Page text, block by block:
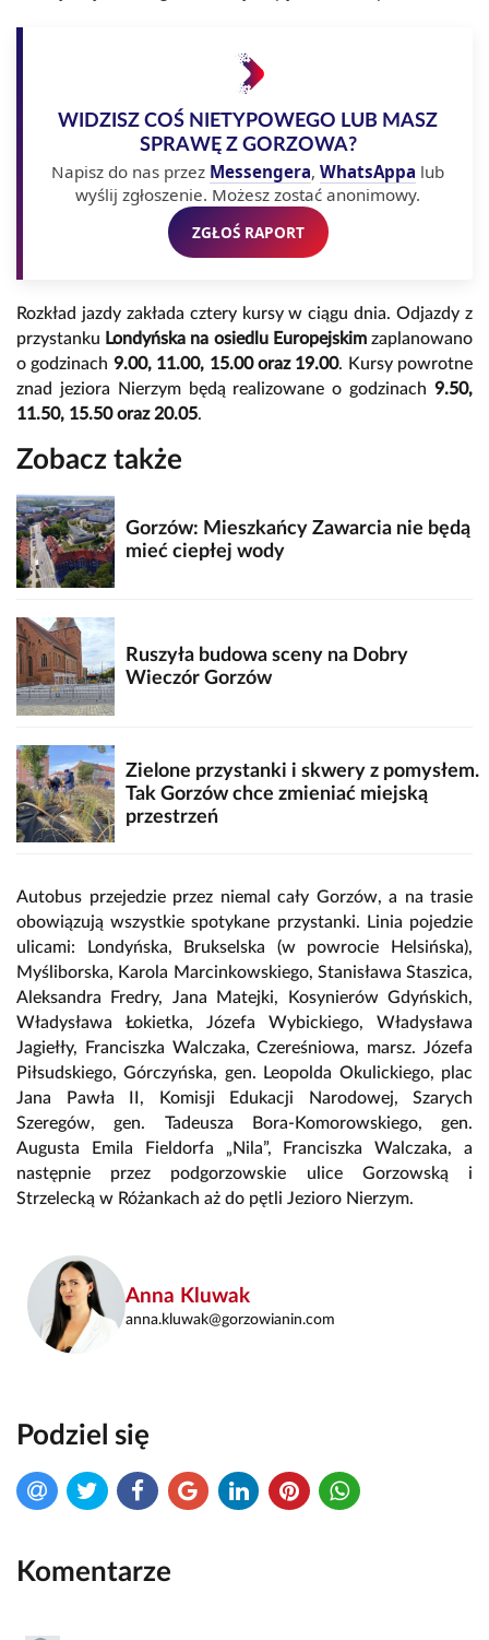
WIDZISZ COŚ NIETYPOWEGO LUB MASZ
SPRAWĘ Z GORZOWA?
Napisz do nas przez Messengera, WhatsAppa lub
wyślij zgłoszenie. Możesz zostać anonimowy.
ZGŁOŚ RAPORT
Rozkład jazdy zakłada cztery kursy w ciągu dnia. Odjazdy z
przystanku Londyńska na osiedlu Europejskimzaplanowano
o godzinach 9.00, 11.00, 15.00 oraz 19.00. Kursy powrotne
znad jeziora Nierzym będą realizowane o godzinach 9.50,
11.50, 15.50 oraz 20.05.
Zobacz także
Gorzów: Mieszkańcy Zawarcia nie będą
mieć ciepłej wody
Ruszyła budowa sceny na Dobry
Wieczór Gorzów
Zielone przystanki i skwery z pomysłem.
Tak Gorzów chce zmieniać miejską
przestrzeń
Autobus przejedzie przez niemal cały Gorzów, a na trasie
obowiązują wszystkie spotykane przystanki. Linia pojedzie
ulicami: Londyńska, Brukselska (w powrocie Helsińska),
Myśliborska, Karola Marcinkowskiego, Stanisława Staszica,
Aleksandra Fredry, Jana Matejki, Kosynierów Gdyńskich,
Władysława Łokietka, Józefa Wybickiego, Władysława
Jagiełły, Franciszka Walczaka, Czereśniowa, marsz. Józefa
Piłsudskiego, Górczyńska, gen. Leopolda Okulickiego, plac
Jana Pawła II, Komisji Edukacji Narodowej, Szarych
Szeregów, gen. Tadeusza Bora-Komorowskiego, gen.
Augusta Emila Fieldorfa „Nila”, Franciszka Walczaka, a
następnie przez podgorzowskie ulice Gorzowską i
Strzelecką w Różankach aż do pętli Jezioro Nierzym.
Anna Kluwak
anna.kluwak@gorzowianin.com
Podziel się
Komentarze